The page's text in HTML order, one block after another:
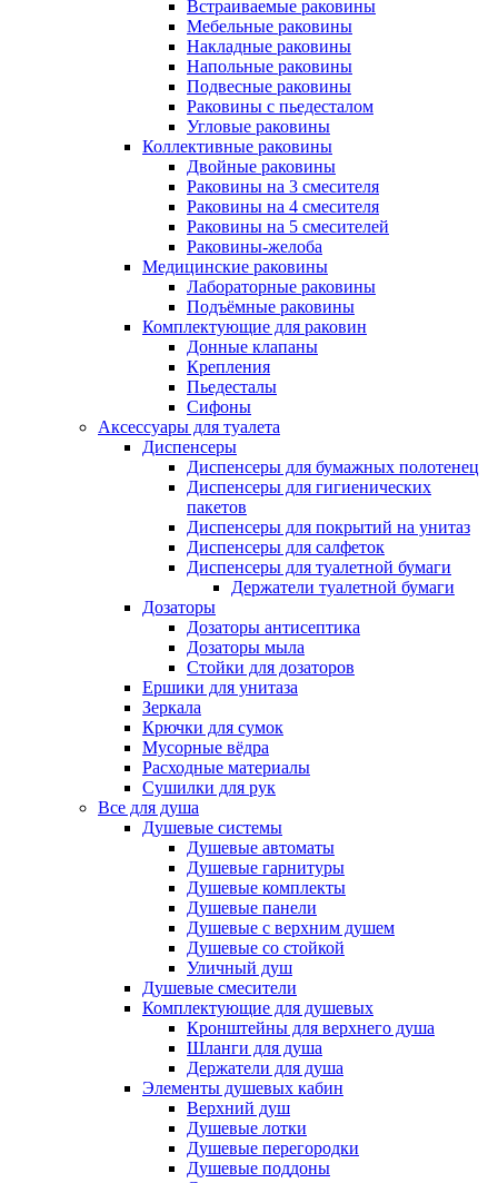
Встраиваемые раковины
Мебельные раковины
Накладные раковины
Напольные раковины
Подвесные раковины
Раковины с пьедесталом
Угловые раковины
Коллективные раковины
Двойные раковины
Раковины на 3 смесителя
Раковины на 4 смесителя
Раковины на 5 смесителей
Раковины-желоба
Медицинские раковины
Лабораторные раковины
Подъёмные раковины
Комплектующие для раковин
Донные клапаны
Крепления
Пьедесталы
Сифоны
Аксессуары для туалета
Диспенсеры
Диспенсеры для бумажных полотенец
Диспенсеры для гигиенических
пакетов
Диспенсеры для покрытий на унитаз
Диспенсеры для салфеток
Диспенсеры для туалетной бумаги
Держатели туалетной бумаги
Дозаторы
Дозаторы антисептика
Дозаторы мыла
Стойки для дозаторов
Ершики для унитаза
Зеркала
Крючки для сумок
Мусорные вёдра
Расходные материалы
Сушилки для рук
Все для душа
Душевые системы
Душевые автоматы
Душевые гарнитуры
Душевые комплекты
Душевые панели
Душевые с верхним душем
Душевые со стойкой
Уличный душ
Душевые смесители
Комплектующие для душевых
Кронштейны для верхнего душа
Шланги для душа
Держатели для душа
Элементы душевых кабин
Верхний душ
Душевые лотки
Душевые перегородки
Душевые поддоны